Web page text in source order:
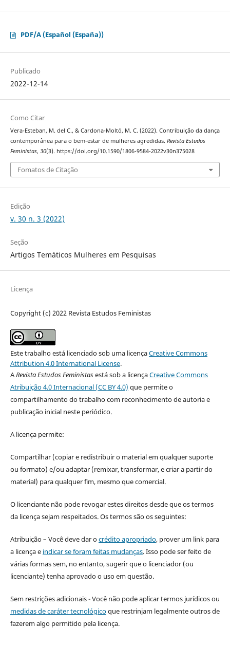
PDF/A (Español (España))
Publicado
2022-12-14
Como Citar
Vera-Esteban, M. del C., & Cardona-Moltó, M. C. (2022). Contribuição da dança
contemporânea para o bem-estar de mulheres agredidas. Revista Estudos
Feministas, 30(3). https://doi.org/10.1590/1806-9584-2022v30n375028
Fomatos de Citação
Edição
v. 30 n. 3 (2022)
Seção
Artigos Temáticos Mulheres em Pesquisas
Licença
Copyright (c) 2022 Revista Estudos Feministas
Este trabalho está licenciado sob uma licençaCreative Commons
Attribution 4.0 International License.
ARevista Estudos Feministasestá sob a licençaCreative Commons
Atribuição 4.0 Internacional (CC BY 4.0) que permite o
compartilhamento do trabalho com reconhecimento de autoria e
publicação inicial neste periódico.
A licença permite:
Compartilhar (copiar e redistribuir o material em qualquer suporte
ou formato) e/ou adaptar (remixar, transformar, e criar a partir do
material) para qualquer fim, mesmo que comercial.
O licenciante não pode revogar estes direitos desde que os termos
da licença sejam respeitados. Os termos são os seguintes:
Atribuição – Você deve dar ocrédito apropriado, prover um link para
a licença e indicar se foram feitas mudanças. Isso pode ser feito de
várias formas sem, no entanto, sugerir que o licenciador (ou
licenciante) tenha aprovado o uso em questão.
Sem restrições adicionais - Você não pode aplicar termos jurídicos ou
medidas de caráter tecnológicoque restrinjam legalmente outros de
fazerem algo permitido pela licença.